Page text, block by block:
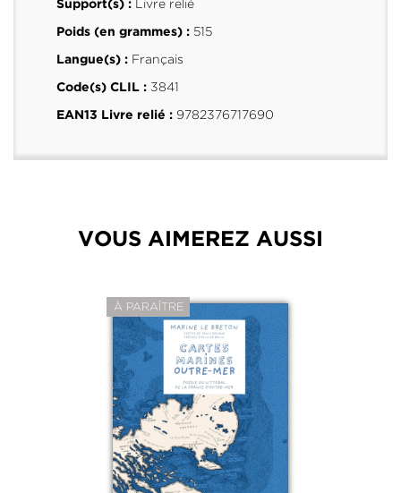
Support(s) :Livre relié
Poids (en grammes) :515
Langue(s) :Français
Code(s) CLIL :3841
EAN13 Livre relié :9782376717690
VOUS AIMEREZ AUSSI
À PARAÎTRE